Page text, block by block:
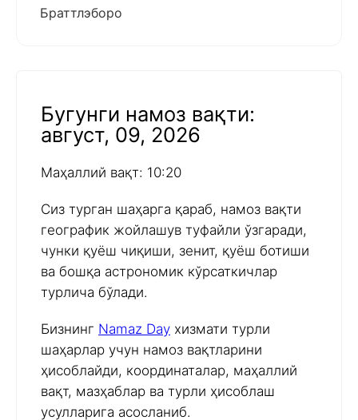
Браттлэборо
Бугунги намоз вақти:
август, 09, 2026
Маҳаллий вақт: 10:20
Сиз турган шаҳарга қараб, намоз вақти
географик жойлашув туфайли ўзгаради,
чунки қуёш чиқиши, зенит, қуёш ботиши
ва бошқа астрономик кўрсаткичлар
турлича бўлади.
Бизнинг Namaz Day хизмати турли
шаҳарлар учун намоз вақтларини
ҳисоблайди, координаталар, маҳаллий
вақт, мазҳаблар ва турли ҳисоблаш
усулларига асосланиб.